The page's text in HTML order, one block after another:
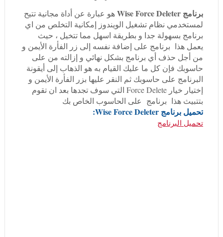
برنامج Wise Force Deleter
هو عبارة عن أداة مجانية تتيح
لمستخدمي نظام تشغيل الويندوز إمكانية التخلص من اي
برنامج بسهولة جدا و بطريقة اسهل مما تتخيل ، حيث
يعمل هذا برنامج على إضافة نفسه إلى زر الفأرة الأيمن و
من أجل حذف أي برنامج بشكل نهائي و إزالته من على
حاسوبك فإن كل ما عليك القيام به هو الذهاب إلى أيقونة
البرنامج على حاسوبك ثم النقر عليها بزر الفأرة الأيمن و
إختيار خيار Force Delete التي سوف تجدها بعد ان تقوم
بتتبيث هذا برنامج على الحاسوب الخاص بك
تحميل برنامج Wise Force Deleter:
تحميل البرنامج